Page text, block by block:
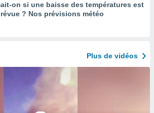
on si une baisse des températures est
? Nos prévisions météo
Plus de vidéos